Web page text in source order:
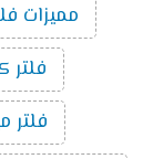
مميزات
فلتر
فلتر مياه